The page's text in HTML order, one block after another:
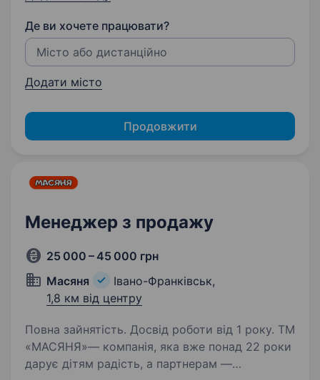
Де ви хочете працювати?
Додати місто
Продовжити
Менеджер з продажу
25 000 – 45 000 грн
Масяня
Івано-Франківськ,
1,8 км від центру
Повна зайнятість. Досвід роботи від 1 року. ТМ
«МАСЯНЯ»— компанія, яка вже понад 22 роки
дарує дітям радість, а партнерам —